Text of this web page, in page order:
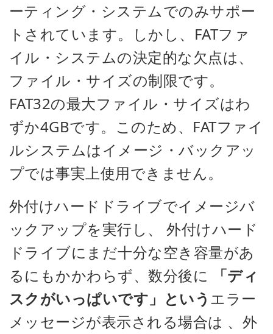
ーティング・システムでのみサポー
トされています。
しかし、FATファ
イル・システムの決定的な欠点は、
ファイル・サイズの制限です。
FAT32の最大ファイル・サイズはわ
ずか4GBです。このため、FATファイ
ルシステムはイメージ・バックアッ
プでは事実上使用できません。
外付けハードドライブでイメージバ
ックアップを実行し、外付けハード
ドライブにまだ十分な空き容量があ
るにもかかわらず、数分後に
「ディ
スクがいっぱいです」という エラー
メッセージが表示される場合は 、外